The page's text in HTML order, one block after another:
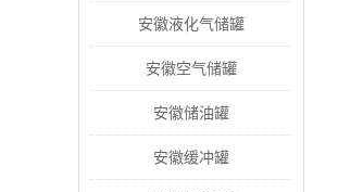
安徽液化气储罐
安徽空气储罐
安徽储油罐
安徽缓冲罐